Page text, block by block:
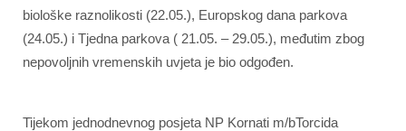
biološke raznolikosti (22.05.), Europskog dana parkova
(24.05.) i Tjedna parkova ( 21.05. – 29.05.), međutim zbog
nepovoljnih vremenskih uvjeta je bio odgođen.
Tijekom jednodnevnog posjeta NP Kornati m/bTorcida